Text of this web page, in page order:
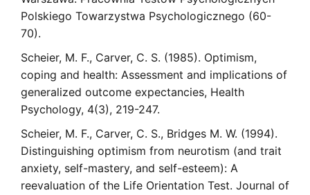
Polskiego Towarzystwa Psychologicznego (60-
70).
Scheier, M. F., Carver, C. S. (1985). Optimism,
coping and health: Assessment and implications of
generalized outcome expectancies, Health
Psychology, 4(3), 219-247.
Scheier, M. F., Carver, C. S., Bridges M. W. (1994).
Distinguishing optimism from neurotism (and trait
anxiety, self-mastery, and self-esteem): A
reevaluation of the Life Orientation Test. Journal of